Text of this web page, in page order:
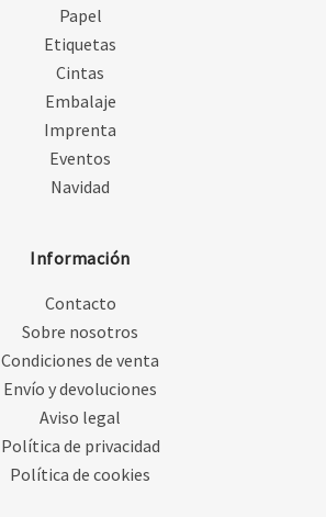
Papel
Etiquetas
Cintas
Embalaje
Imprenta
Eventos
Navidad
Información
Contacto
Sobre nosotros
Condiciones de venta
Envío y devoluciones
Aviso legal
Política de privacidad
Política de cookies